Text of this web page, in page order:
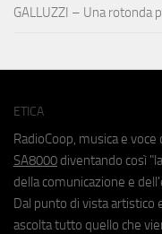
GALLUZZI – Una rotonda
ETICA
RadioCoop, musica e
SA8000 diventando così
della comunicazione e
Dal punto di vista artistico
ascolta tutto quello che